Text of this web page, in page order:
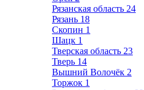
Рязанская область 24
Рязань 18
Скопин 1
Шацк 1
Тверская область 23
Тверь 14
Вышний Волочёк 2
Торжок 1